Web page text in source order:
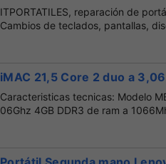
ITPORTATILES, reparación de
Cambios de teclados, pantallas,
iMAC 21,5 Core 2 duo a
Caracteristicas tecnicas: Modelo
06Ghz 4GB DDR3 de ram a